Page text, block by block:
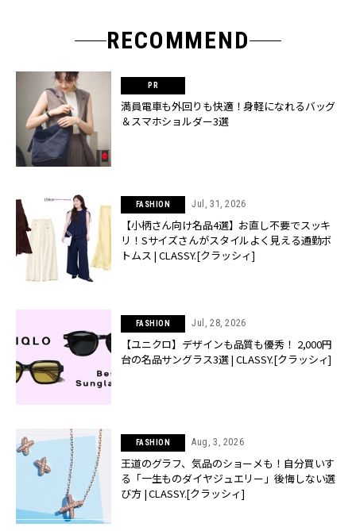
RECOMMEND
満員電車も外回りも快適！身軽になれるバッグ
＆スマホショルダー3選
FASHION Jul, 31, 2026
【小柄さん向け名品4選】お直し不要でスッキ
リ！Sサイズさんがスタイルよく見える通勤ボ
トムス | CLASSY.[クラッシィ]
FASHION Jul, 28, 2026
【ユニクロ】デザインも品質も優秀！ 2,000円
台の名品サングラス3選 | CLASSY.[クラッシィ]
FASHION Aug, 3, 2026
王道のグラフ、気品のショーメも！自分買いす
る「一生ものダイヤジュエリー」後悔しない選
び方 | CLASSY.[クラッシィ]